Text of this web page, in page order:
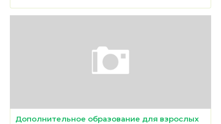
Дополнительное образование для взрослых